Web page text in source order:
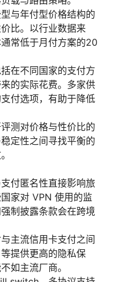
与年付型价格结构的
比。以行业数据来
常低于月付方案的20
在不同国家的支付方
的实际花费。多家供
付选项，有助于降低
测对价格与性价比的
定性之间寻找平衡的
付匿名性直接影响旅
家对 VPN 使用的监
制披露条款会在跨境
主流信用卡支付之间
提供更高的隐私保
如主流厂商。